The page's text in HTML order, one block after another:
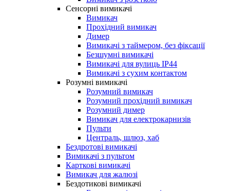
Сенсорні вимикачі
Вимикач
Прохідний вимикач
Димер
Вимикачі з таймером, без фіксації
Безшумні вимикачі
Вимикачі для вулиць IP44
Вимикачі з сухим контактом
Розумні вимикачі
Розумний вимикач
Розумний прохідний вимикач
Розумний димер
Вимикач для електрокарнизів
Пульти
Централь, шлюз, хаб
Бездротові вимикачі
Вимикачі з пультом
Карткові вимикачі
Вимикач для жалюзі
Бездотикові вимикачі